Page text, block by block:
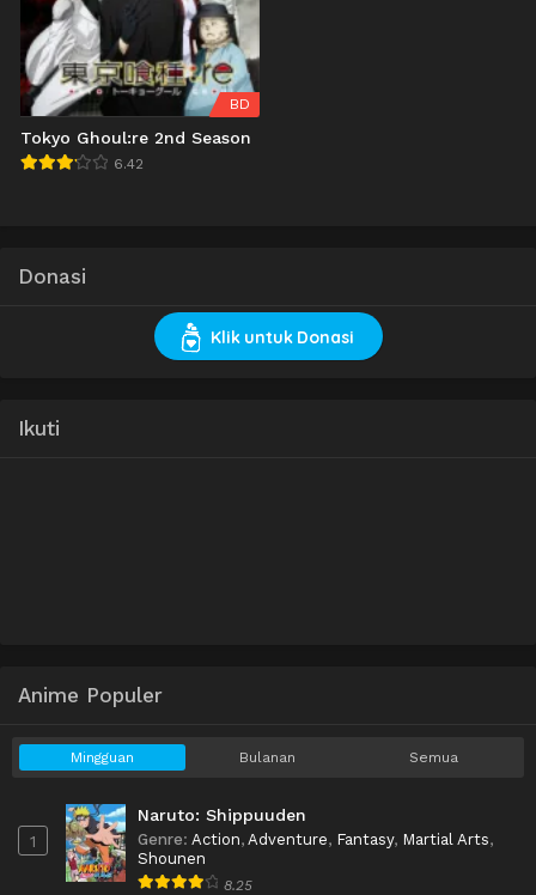
BD
Tokyo Ghoul:re 2nd Season
6.42
Donasi
Klik untuk Donasi
Ikuti
Anime Populer
Mingguan Bulanan Semua
1
Naruto: Shippuuden
Genre: Action, Adventure, Fantasy, Martial Arts,
Shounen
8.25